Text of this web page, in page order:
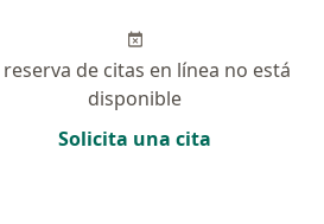
reserva de citas en línea no está
disponible
Solicita una cita